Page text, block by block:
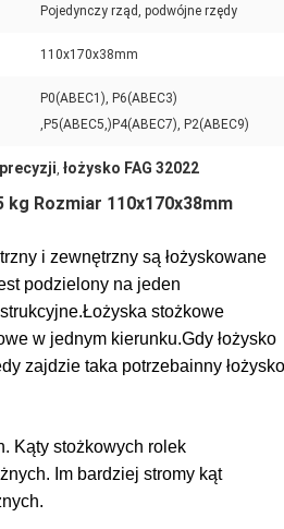
Pojedynczy rząd, podwójne rzędy
110x170x38mm
P0(ABEC1), P6(ABEC3)
,P5(ABEC5,)P4(ABEC7), P2(ABEC9)
, łożysko FAG 32022
Rozmiar 110x170x38mm
i zewnętrzny są łożyskowane
podzielony na jeden
Łożyska stożkowe
w jednym kierunku.Gdy łożysko
zajdzie taka potrzebainny łożysko
Kąty stożkowych rolek
Im bardziej stromy kąt